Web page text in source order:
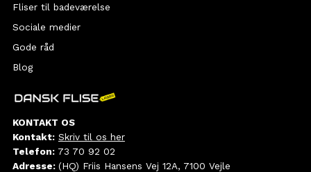
Fliser til badeværelse
Sociale medier
Gode råd
Blog
KONTAKT OS
Kontakt: Skriv til os her
Telefon: 73 70 92 02
Adresse: (HQ) Friis Hansens Vej 12A, 7100 Vejle